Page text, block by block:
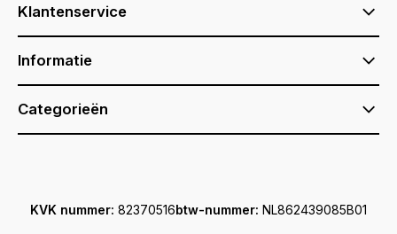
Klantenservice
Informatie
Categorieën
KVK nummer: 82370516btw-nummer: NL862439085B01